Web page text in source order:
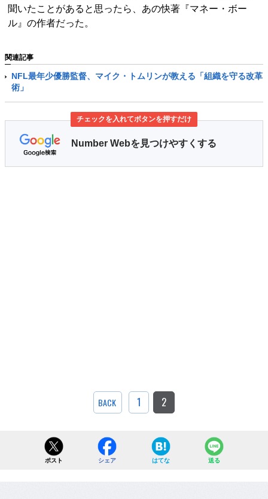
聞いたことがあると思ったら、あの快著『マネー・ボー
ル』の作者だった。
関連記事
NFL最年少優勝監督、マイク・トムリンが教える「組織を守る改革
術」
チェックを入れてボタンを押すだけ
Number Webを見つけやすくする
BACK 1 2
ポスト シェア はてな 送る